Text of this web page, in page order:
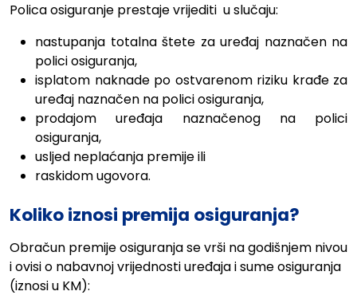
Polica osiguranje prestaje vrijediti u slučaju:
nastupanja totalna štete za uređaj naznačen na
polici osiguranja,
isplatom naknade po ostvarenom riziku krađe za
uređaj naznačen na polici osiguranja,
prodajom uređaja naznačenog na polici
osiguranja,
usljed neplaćanja premije ili
raskidom ugovora.
Koliko iznosi premija osiguranja?
Obračun premije osiguranja se vrši na godišnjem nivou
i ovisi o nabavnoj vrijednosti uređaja i sume osiguranja
(iznosi u KM):